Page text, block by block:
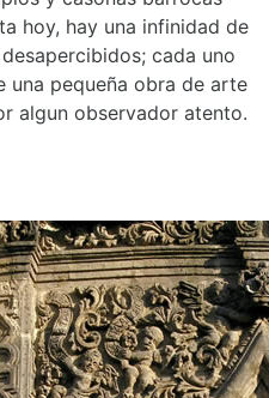
hoy, hay una infinidad de
cada uno
una pequeña obra de arte
algun observador atento.